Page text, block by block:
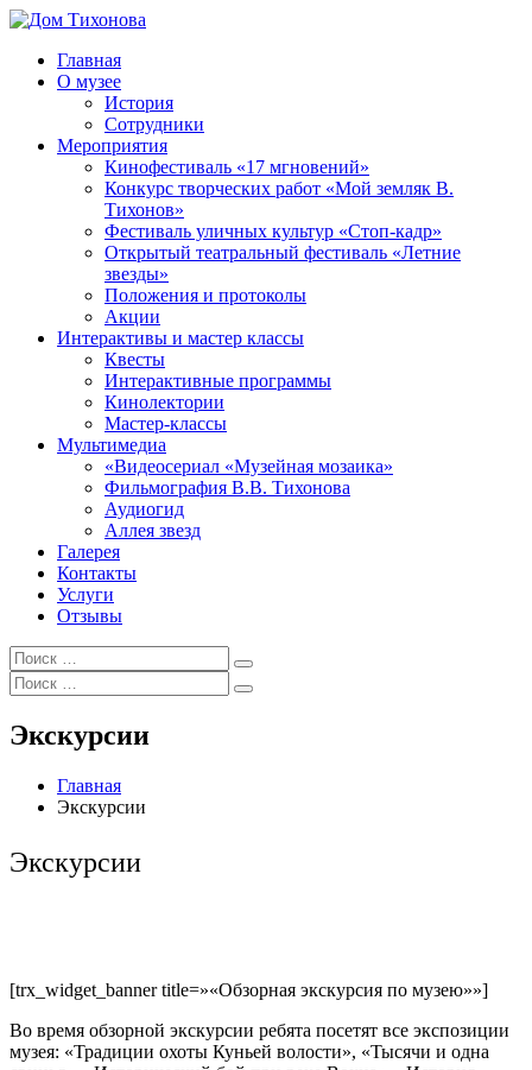
Перейти
содержимому
Дом
Тихонова
ППМВК
Главная
О музее
История
Сотрудники
Мероприятия
Кинофестиваль «17 мгновений»
Конкурс творческих работ «Мой земляк В.
Тихонов»
Фестиваль уличных культур «Стоп-кадр»
Открытый театральный фестиваль «Летние
звезды»
Положения и протоколы
Акции
Интерактивы и мастер классы
Квесты
Интерактивные программы
Кинолектории
Мастер-классы
Мультимедиа
«Видеосериал «Музейная мозаика»
Фильмография В.В. Тихонова
Аудиогид
Аллея звезд
Галерея
Контакты
Услуги
Отзывы
Искать:
Поиск
Искать:
Поиск
Экскурсии
Главная
Экскурсии
Экскурсии
[trx_widget_banner title=»«Обзорная экскурсия по музею»»]
Во время обзорной экскурсии ребята посетят все экспозиции
музея: «Традиции охоты Куньей волости», «Тысячи и одна